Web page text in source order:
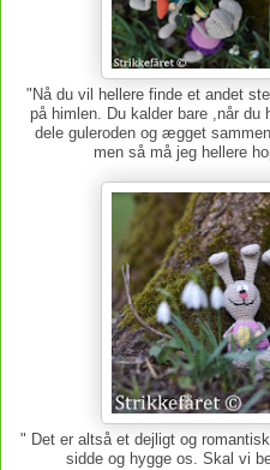
"Nå du vil hellere finde et andet
på himlen. Du kalder bare ,når
dele guleroden og ægget
men så må jeg hellere
" Det er altså et dejligt og
sidde og hygge os. Skal vi